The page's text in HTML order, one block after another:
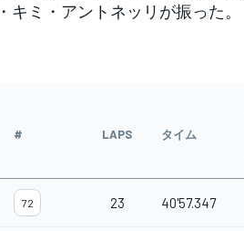
ミ・アントネッリが振った。
# LAPS タイム
72 23 40'57.347